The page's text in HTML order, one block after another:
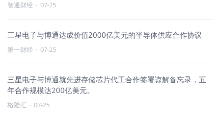
智通财经 · 07-25
三星电子与博通达成价值2000亿美元的半导体供应合作协议
第一财经 · 07-25
三星电子与博通就先进存储芯片代工合作签署谅解备忘录，五
年合作规模达200亿美元。
格隆汇 · 07-25